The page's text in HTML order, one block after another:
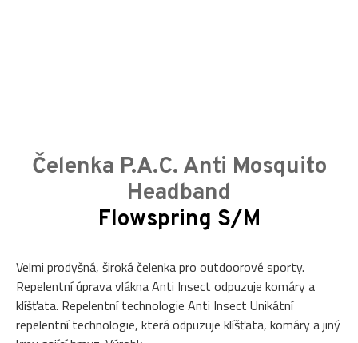
Čelenka P.A.C. Anti Mosquito
Headband
Flowspring S/M
Velmi prodyšná, široká čelenka pro outdoorové sporty.
Repelentní úprava vlákna Anti Insect odpuzuje komáry a
klíšťata. Repelentní technologie Anti Insect Unikátní
repelentní technologie, která odpuzuje klíšťata, komáry a jiný